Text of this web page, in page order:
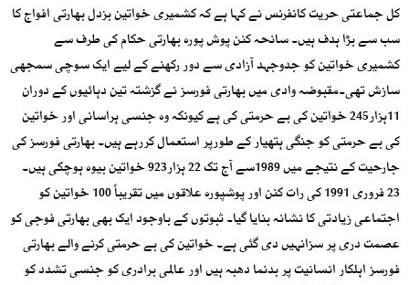
کل جماعتی حریت کانفرنس نے کہا ہے کہ کشمیری خواتین بزدل بھارتی افواج کا
سب سے بڑا ہدف ہیں۔ سانحہ کنن پوش پورہ بھارتی حکام کی طرف سے
کشمیری خواتین کو جدوجہد آزادی سے دور رکھنے کے لیے ایک سوچی سمجھی
سازش تھی۔مقبوضہ وادی میں بھارتی فورسز نے گزشتہ تین دہائیوں کے دوران
11ہزار245 خواتین کی بے حرمتی کی ہے کیونکہ وہ جنسی ہراسانی اور خواتین
کی بے حرمتی کو جنگی ہتھیار کے طورپر استعمال کررہے ہیں۔ بھارتی فورسز کی
جارحیت کے نتیجے میں 1989سے آج تک 22 ہزار923 خواتین بیوہ ہوچکی ہیں۔
23 فروری 1991 کی رات کنن اور پوشپورہ علاقوں میں تقریباً 100 خواتین کو
اجتماعی زیادتی کا نشانہ بنایا گیا۔ ثبوتوں کے باوجود ایک بھی بھارتی فوجی کو
عصمت دری پر سزانہیں دی گئی ہے۔ خواتین کی بے حرمتی کرنے والے بھارتی
فورسز اہلکار انسانیت پر بدنما دھبہ ہیں اور عالمی برادری کو جنسی تشدد کو